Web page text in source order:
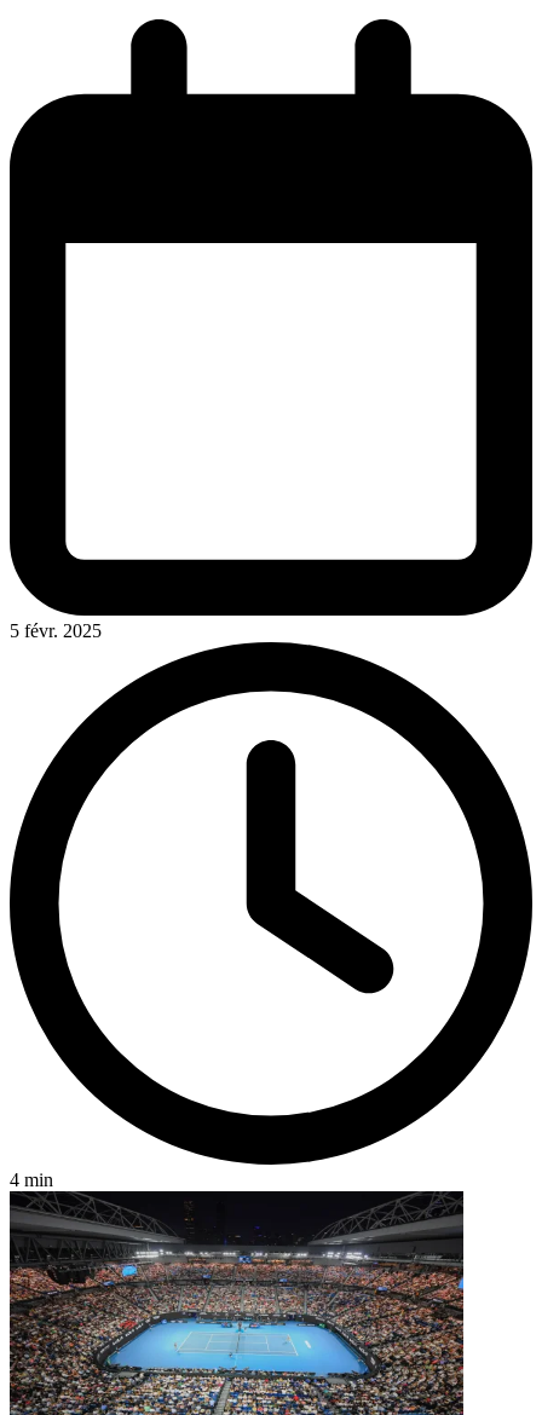
5 févr. 2025
4 min